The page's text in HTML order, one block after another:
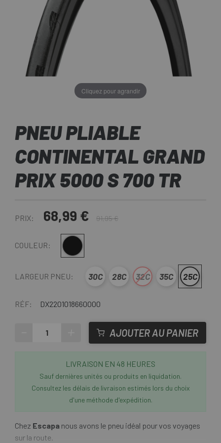
Cliquez pour agrandir
PNEU PLIABLE
CONTINENTAL GRAND
PRIX 5000 S 700 TR
PRIX: 68,99 € 91,95 €
COULEUR:
LARGEUR PNEU: 30C 28C 32C 35C 25C
RÉF: DX2201018660000
AJOUTER AU PANIER
LIVRAISON EN 48 HEURES
Sauf dernières unités ou produits en liquidation.
Consultez les délais de livraison estimés lors du choix
d'une méthode d'expédition.
Chez Escapa nous avons le pneu idéal pour vos voyages
sur la route.